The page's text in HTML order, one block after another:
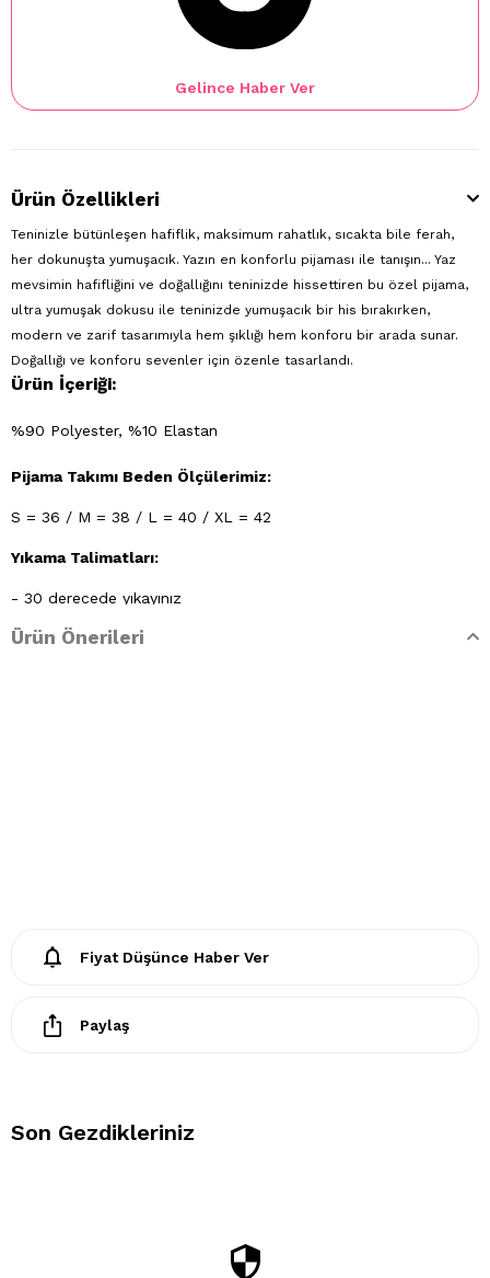
Gelince Haber Ver
Ürün Özellikleri
Teninizle bütünleşen hafiflik, maksimum rahatlık, sıcakta bile ferah,
her dokunuşta yumuşacık. Yazın en konforlu pijaması ile tanışın... Yaz
mevsimin hafifliğini ve doğallığını teninizde hissettiren bu özel pijama,
ultra yumuşak dokusu ile teninizde yumuşacık bir his bırakırken,
modern ve zarif tasarımıyla hem şıklığı hem konforu bir arada sunar.
Doğallığı ve konforu sevenler için özenle tasarlandı.
Ürün İçeriği:
%90 Polyester, %10 Elastan
Pijama Takımı Beden Ölçülerimiz:
S = 36 / M = 38 / L = 40 / XL = 42
Yıkama Talimatları:
- 30 derecede yıkayınız
- Klorlu beyazlatma ve leke giderilmesi yapılamaz
Ürün Önerileri
Fiyat Düşünce Haber Ver
Paylaş
Son Gezdikleriniz